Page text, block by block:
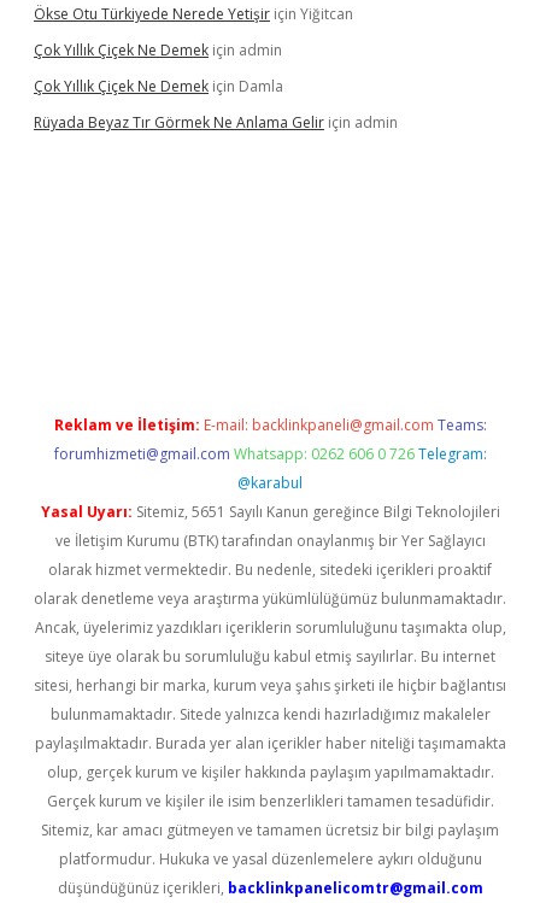
Ökse Otu Türkiyede Nerede Yetişir için Yiğitcan
Çok Yıllık Çiçek Ne Demek için admin
Çok Yıllık Çiçek Ne Demek için Damla
Rüyada Beyaz Tır Görmek Ne Anlama Gelir için admin
Reklam ve İletişim: E-mail: backlinkpaneli@gmail.com Teams:
forumhizmeti@gmail.com Whatsapp: 0262 606 0 726 Telegram:
@karabul
Yasal Uyarı: Sitemiz, 5651 Sayılı Kanun gereğince Bilgi Teknolojileri
ve İletişim Kurumu (BTK) tarafından onaylanmış bir Yer Sağlayıcı
olarak hizmet vermektedir. Bu nedenle, sitedeki içerikleri proaktif
olarak denetleme veya araştırma yükümlülüğümüz bulunmamaktadır.
Ancak, üyelerimiz yazdıkları içeriklerin sorumluluğunu taşımakta olup,
siteye üye olarak bu sorumluluğu kabul etmiş sayılırlar. Bu internet
sitesi, herhangi bir marka, kurum veya şahıs şirketi ile hiçbir bağlantısı
bulunmamaktadır. Sitede yalnızca kendi hazırladığımız makaleler
paylaşılmaktadır. Burada yer alan içerikler haber niteliği taşımamakta
olup, gerçek kurum ve kişiler hakkında paylaşım yapılmamaktadır.
Gerçek kurum ve kişiler ile isim benzerlikleri tamamen tesadüfidir.
Sitemiz, kar amacı gütmeyen ve tamamen ücretsiz bir bilgi paylaşım
platformudur. Hukuka ve yasal düzenlemelere aykırı olduğunu
düşündüğünüz içerikleri, backlinkpanelicomtr@gmail.com